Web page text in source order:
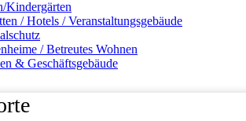
Kindergärten
/ Hotels / Veranstaltungsgebäude
/ Betreutes Wohnen
& Geschäftsgebäude